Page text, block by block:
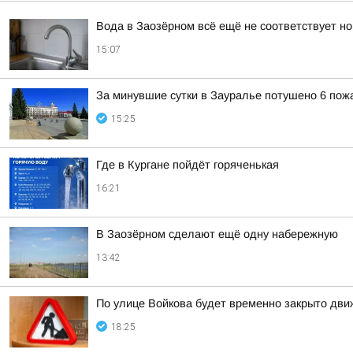
Вода в Заозёрном всё ещё не соответствует
15:07
За минувшие сутки в Зауралье потушено 6
15:25
Где в Кургане пойдёт горяченькая
16:21
В Заозёрном сделают ещё одну набережную
13:42
По улице Войкова будет временно закрыто
18:25